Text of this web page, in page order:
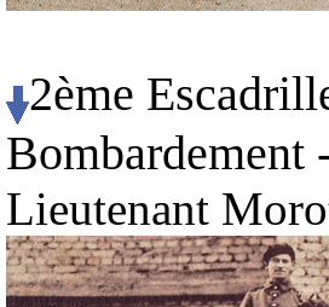
2ème
Lieutenant